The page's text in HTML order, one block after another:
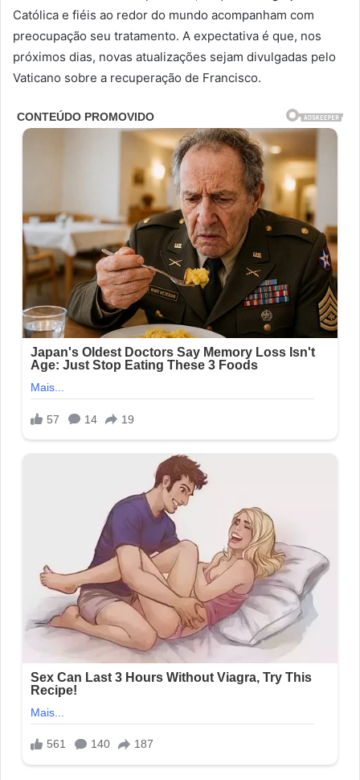
Católica e fiéis ao redor do mundo acompanham com
preocupação seu tratamento. A expectativa é que, nos
próximos dias, novas atualizações sejam divulgadas pelo
Vaticano sobre a recuperação de Francisco.